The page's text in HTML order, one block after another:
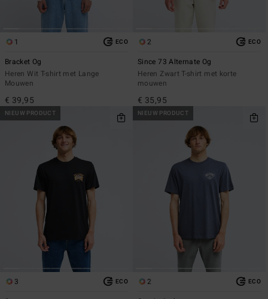
1 ECO
Bracket Og
Heren Wit T-shirt met Lange
Mouwen
€ 39,95
2 ECO
Since 73 Alternate Og
Heren Zwart T-shirt met korte
mouwen
€ 35,95
NIEUW PRODUCT
3 ECO
NIEUW PRODUCT
2 ECO